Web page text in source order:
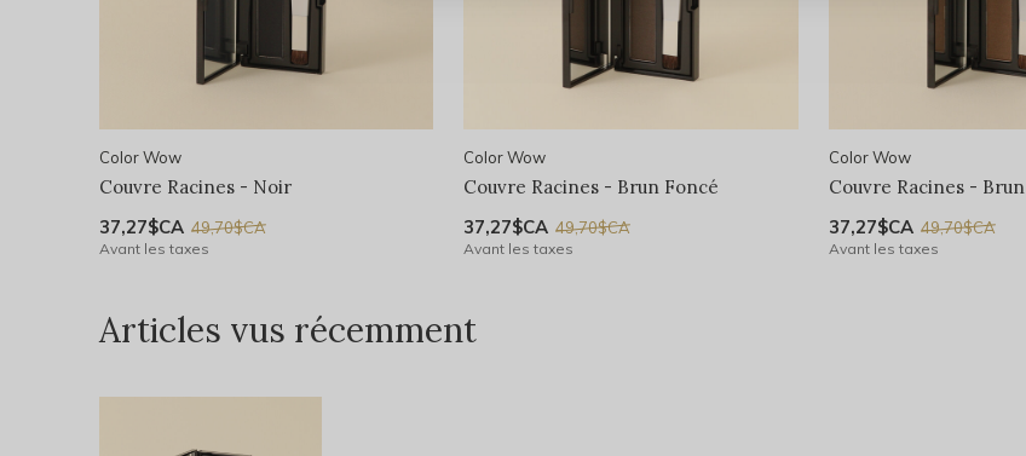
Color Wow
Couvre Racines - Noir
37,27$CA 49,70$CA
Avant les taxes
Color Wow
Couvre Racines - Brun Foncé
37,27$CA 49,70$CA
Avant les taxes
Color Wow
Couvre Racines -
37,27$CA 49,70$CA
Avant les taxes
Articles vus récemment